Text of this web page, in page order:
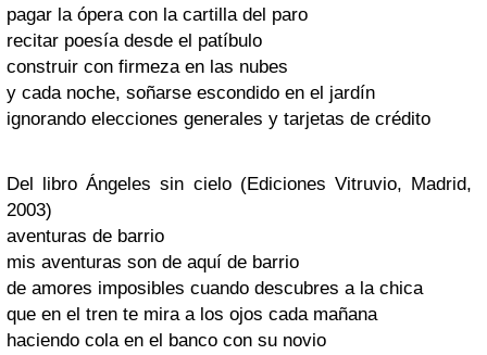
pagar la ópera con la cartilla del paro
recitar poesía desde el patíbulo
construir con firmeza en las nubes
y cada noche, soñarse escondido en el jardín
ignorando elecciones generales y tarjetas de crédito
Del libro Ángeles sin cielo (Ediciones Vitruvio, Madrid,
2003)
aventuras de barrio
mis aventuras son de aquí de barrio
de amores imposibles cuando descubres a la chica
que en el tren te mira a los ojos cada mañana
haciendo cola en el banco con su novio